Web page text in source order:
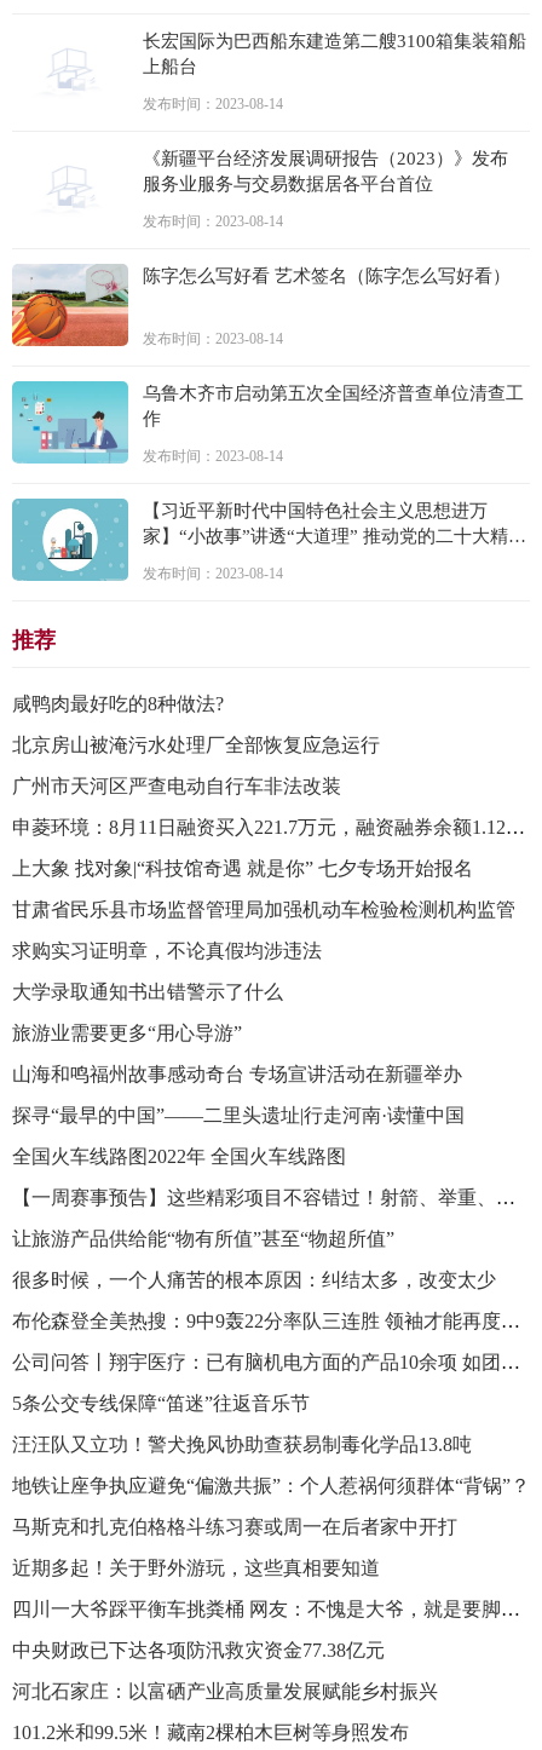
长宏国际为巴西船东建造第二艘3100箱集装箱船
上船台
发布时间：2023-08-14
《新疆平台经济发展调研报告（2023）》发布
服务业服务与交易数据居各平台首位
发布时间：2023-08-14
陈字怎么写好看 艺术签名（陈字怎么写好看）
发布时间：2023-08-14
乌鲁木齐市启动第五次全国经济普查单位清查工
作
发布时间：2023-08-14
【习近平新时代中国特色社会主义思想进万
家】“小故事”讲透“大道理” 推动党的二十大精神
发布时间：2023-08-14
推荐
咸鸭肉最好吃的8种做法?
北京房山被淹污水处理厂全部恢复应急运行
广州市天河区严查电动自行车非法改装
申菱环境：8月11日融资买入221.7万元，融资融券余额1.12亿元
上大象 找对象|“科技馆奇遇 就是你” 七夕专场开始报名
甘肃省民乐县市场监督管理局加强机动车检验检测机构监管
求购实习证明章，不论真假均涉违法
大学录取通知书出错警示了什么
旅游业需要更多“用心导游”
山海和鸣福州故事感动奇台 专场宣讲活动在新疆举办
探寻“最早的中国”——二里头遗址|行走河南·读懂中国
全国火车线路图2022年 全国火车线路图
【一周赛事预告】这些精彩项目不容错过！射箭、举重、场地车......
让旅游产品供给能“物有所值”甚至“物超所值”
很多时候，一个人痛苦的根本原因：纠结太多，改变太少
布伦森登全美热搜：9中9轰22分率队三连胜 领袖才能再度扎心库班
公司问答丨翔宇医疗：已有脑机电方面的产品10余项 如团体生物反馈训练系统
5条公交专线保障“笛迷”往返音乐节
汪汪队又立功！警犬挽风协助查获易制毒化学品13.8吨
地铁让座争执应避免“偏激共振”：个人惹祸何须群体“背锅”？
马斯克和扎克伯格格斗练习赛或周一在后者家中开打
近期多起！关于野外游玩，这些真相要知道
四川一大爷踩平衡车挑粪桶 网友：不愧是大爷，就是要脚踩“风火轮”，手拿“乾坤杆”
中央财政已下达各项防汛救灾资金77.38亿元
河北石家庄：以富硒产业高质量发展赋能乡村振兴
101.2米和99.5米！藏南2棵柏木巨树等身照发布